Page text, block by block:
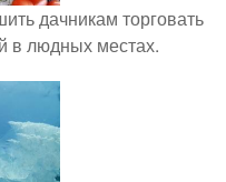
дачникам торговать
в людных местах.